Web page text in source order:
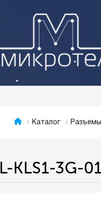
Каталог Разъемы
L-KLS1-3G-